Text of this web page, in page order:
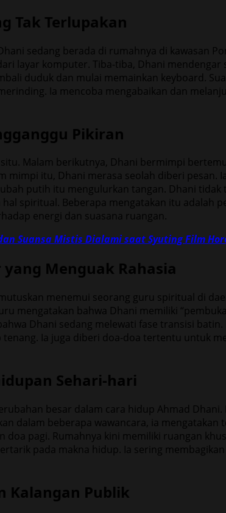
Tak Terlupakan
sedang berada di rumahnya di kawasan
layar komputer. Tiba-tiba, Dhani
duduk dan mulai memainkan keyboard.
Ia mencoba mengabaikan dan
Pikiran
Malam berikutnya, Dhani bermimpi
mimpi itu, Dhani merasa seolah diberi
putih itu mengulurkan tangan. Dhani
spiritual. Beberapa mengatakan itu
energi dan suasana ruangan.
Suansa Mistis Dialami saat Syuting Film
Menguak Rahasia
menemui seorang guru spiritual di
mengatakan bahwa Dhani memiliki
Dhani sedang melewati fase transisi
Ia juga diberi doa-doa tertentu untuk
Sehari-hari
besar dalam cara hidup Ahmad
dalam beberapa wawancara, ia
pagi. Rumahnya kini memiliki ruangan
pada makna hidup. Ia sering
Kalangan Publik